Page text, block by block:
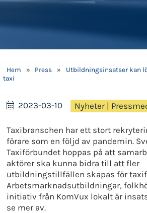
Hem » Press »
Utbildningsinsatser kan
taxi
2023-03-10 Nyheter|
Taxibranschen har ett stort
förare som en följd av pandemin.
Taxiförbundet hoppas på att
aktörer ska kunna bidra till att fler
utbildningstillfällen skapas för
Arbetsmarknadsutbildningar,
initiativ från KomVux lokalt är
se mer av.